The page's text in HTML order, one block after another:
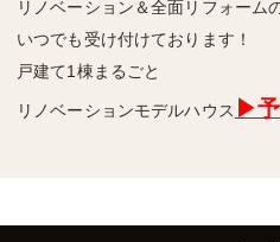
リノベーション＆全面リフォーム
いつでも受け付けております！
戸建て1棟まるごと
リノベーションモデルハウス ▶